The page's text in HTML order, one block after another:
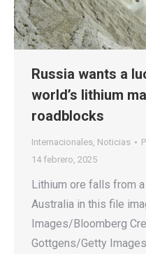
Russia wants a
world’s lithium
roadblocks
Internacionales, Noticias
14 febrero, 2025
Lithium ore falls from
Australia in this file
Images/Bloomberg
Gottgens/Getty